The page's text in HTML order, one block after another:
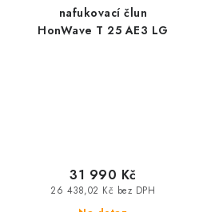
nafukovací člun
HonWave T 25 AE3 LG
26 438,02 Kč bez DPH
31 990 Kč